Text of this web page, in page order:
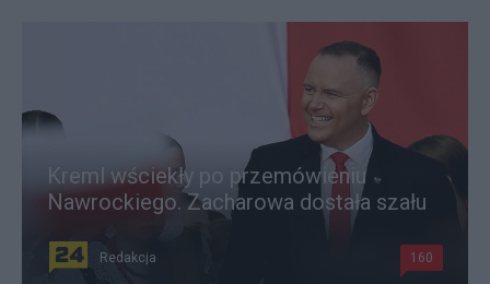
Kreml wściekły po przemówieniu
Nawrockiego. Zacharowa dostała szału
Redakcja 160